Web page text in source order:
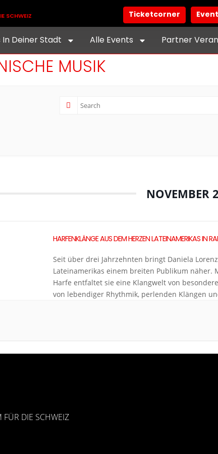
SCHWEIZ Ticketcorner
In Deiner Stadt Alle Events Partner
MUSIK
NOVEMBER
HARFENKLÄNGE AUS DEM HERZEN LATEINAMERIKAS IN
Seit über drei Jahrzehnten bringt Daniela
Lateinamerikas einem breiten Publikum näher.
Harfe entfaltet sie eine Klangwelt von
von lebendiger Rhythmik, perlenden Klängen
FÜR DIE SCHWEIZ